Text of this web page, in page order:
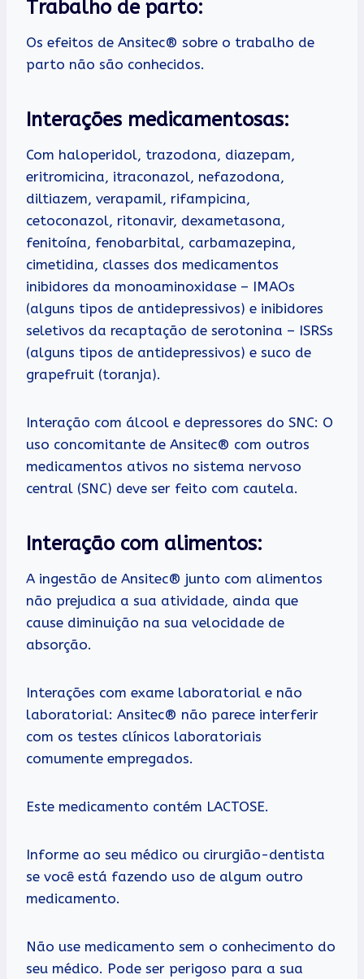
Trabalho de parto:
Os efeitos de Ansitec® sobre o trabalho de
parto não são conhecidos.
Interações medicamentosas:
Com haloperidol, trazodona, diazepam,
eritromicina, itraconazol, nefazodona,
diltiazem, verapamil, rifampicina,
cetoconazol, ritonavir, dexametasona,
fenitoína, fenobarbital, carbamazepina,
cimetidina, classes dos medicamentos
inibidores da monoaminoxidase – IMAOs
(alguns tipos de antidepressivos) e inibidores
seletivos da recaptação de serotonina – ISRSs
(alguns tipos de antidepressivos) e suco de
grapefruit (toranja).
Interação com álcool e depressores do SNC: O
uso concomitante de Ansitec® com outros
medicamentos ativos no sistema nervoso
central (SNC) deve ser feito com cautela.
Interação com alimentos:
A ingestão de Ansitec® junto com alimentos
não prejudica a sua atividade, ainda que
cause diminuição na sua velocidade de
absorção.
Interações com exame laboratorial e não
laboratorial: Ansitec® não parece interferir
com os testes clínicos laboratoriais
comumente empregados.
Este medicamento contém LACTOSE.
Informe ao seu médico ou cirurgião-dentista
se você está fazendo uso de algum outro
medicamento.
Não use medicamento sem o conhecimento do
seu médico. Pode ser perigoso para a sua